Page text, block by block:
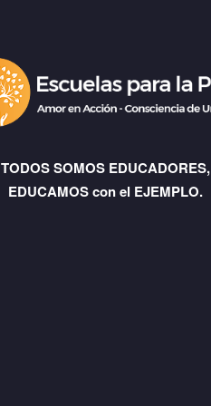
TODOS SOMOS EDUCADORES,
EDUCAMOS con el EJEMPLO.